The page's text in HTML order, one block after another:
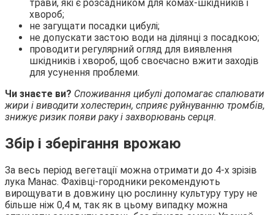
трави, які є розсадником для комах-шкідників і
хвороб;
не загущати посадки цибулі;
не допускати застою води на ділянці з посадкою;
проводити регулярний огляд для виявлення
шкідників і хвороб, щоб своєчасно вжити заходів
для усунення проблеми.
Чи знаєте ви? Споживання цибулі допомагає спалювати
жири і виводити холестерин, сприяє руйнуванню тромбів,
знижує ризик появи раку і захворювань серця.
Збір і зберігання врожаю
За весь період вегетації можна отримати до 4-х зрізів
лука Манас. Фахівці-городники рекомендують
вирощувати в довжину цю рослинну культуру туру не
більше ніж 0,4 м, так як в цьому випадку можна